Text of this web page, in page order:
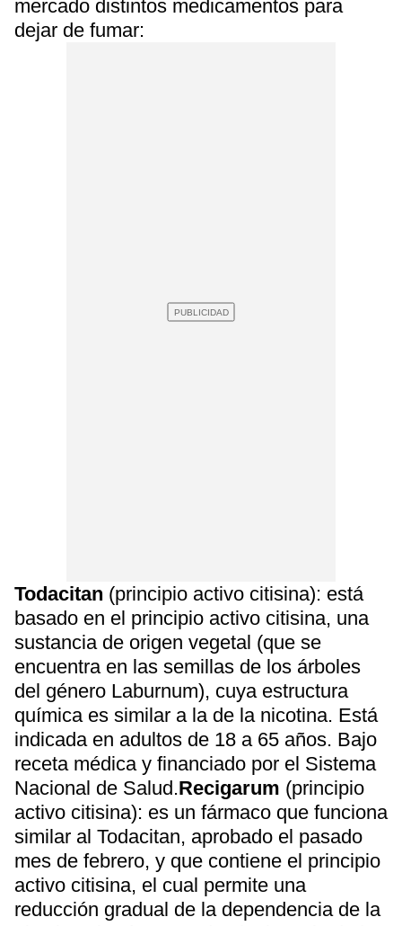
mercado distintos medicamentos para
dejar de fumar:
Todacitan (principio activo citisina): está
basado en el principio activo citisina, una
sustancia de origen vegetal (que se
encuentra en las semillas de los árboles
del género Laburnum), cuya estructura
química es similar a la de la nicotina. Está
indicada en adultos de 18 a 65 años. Bajo
receta médica y financiado por el Sistema
Nacional de Salud.Recigarum (principio
activo citisina): es un fármaco que funciona
similar al Todacitan, aprobado el pasado
mes de febrero, y que contiene el principio
activo citisina, el cual permite una
reducción gradual de la dependencia de la